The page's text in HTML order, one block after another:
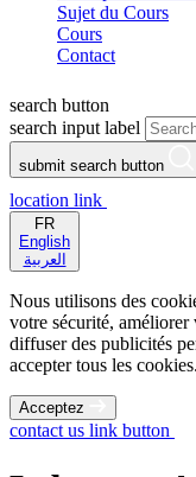
Sujet du Cours
Cours
Contact
search button
search input label
submit search button
location link
FR
English
العربية
Nous utilisons des
votre sécurité, améliorer
diffuser des publicités
accepter tous les cookies.
Acceptez
contact us link button